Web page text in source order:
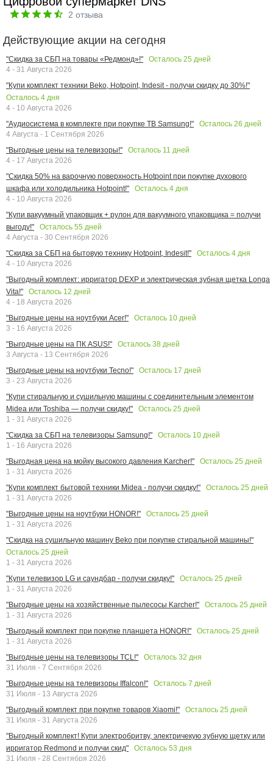
2 отзыва
Действующие акции на сегодня
"Скидка за СБП на товары «Редмонд»!" Осталось 25 дней
4 - 31 Августа 2026
"Купи комплект техники Beko, Hotpoint, Indesit - получи скидку до 30%!"
Осталось 4 дня
4 - 10 Августа 2026
"Аудиосистема в комплекте при покупке ТВ Samsung!"
Осталось 26 дней
4 Августа - 1 Сентября 2026
"Выгодные цены на телевизоры!"
Осталось 11 дней
4 - 17 Августа 2026
"Скидка 50% на варочную поверхность Hotpoint при покупке духового
шкафа или холодильника Hotpoint!"
Осталось 4 дня
4 - 10 Августа 2026
"Купи вакуумный упаковщик + рулон для вакуумного упаковщика = получи
выгоду!"
Осталось 55 дней
4 Августа - 30 Сентября 2026
"Скидка за СБП на бытовую технику Hotpoint, Indesit!"
Осталось 4 дня
4 - 10 Августа 2026
"Выгодный комплект: ирригатор DEXP и электрическая зубная щетка Longa
Vita!"
Осталось 12 дней
4 - 18 Августа 2026
"Выгодные цены на ноутбуки Acer!"
Осталось 10 дней
3 - 16 Августа 2026
"Выгодные цены на ПК ASUS!"
Осталось 38 дней
3 Августа - 13 Сентября 2026
"Выгодные цены на ноутбуки Tecno!"
Осталось 17 дней
3 - 23 Августа 2026
"Купи стиральную и сушильную машины с соединительным элементом
Midea или Toshiba — получи скидку!"
Осталось 25 дней
1 - 31 Августа 2026
"Скидка за СБП на телевизоры Samsung!"
Осталось 10 дней
1 - 16 Августа 2026
"Выгодная цена на мойку высокого давления Karcher!"
Осталось 25 дней
1 - 31 Августа 2026
"Купи комплект бытовой техники Midea - получи скидку!"
Осталось 25 дней
1 - 31 Августа 2026
"Выгодные цены на ноутбуки HONOR!"
Осталось 25 дней
1 - 31 Августа 2026
"Скидка на сушильную машину Beko при покупке стиральной машины!"
Осталось 25 дней
1 - 31 Августа 2026
"Купи телевизор LG и саундбар - получи скидку!"
Осталось 25 дней
1 - 31 Августа 2026
"Выгодные цены на хозяйственные пылесосы Karcher!"
Осталось 25 дней
1 - 31 Августа 2026
"Выгодный комплект при покупке планшета HONOR!"
Осталось 25 дней
1 - 31 Августа 2026
"Выгодные цены на телевизоры TCL!"
Осталось 32 дня
31 Июля - 7 Сентября 2026
"Выгодные цены на телевизоры Iffalcon!"
Осталось 7 дней
31 Июля - 13 Августа 2026
"Выгодный комплект при покупке товаров Xiaomi!"
Осталось 25 дней
31 Июля - 31 Августа 2026
"Выгодный комплект! Купи электробритву, электричекую зубную щетку или
ирригатор Redmond и получи скид"
Осталось 53 дня
31 Июля - 28 Сентября 2026